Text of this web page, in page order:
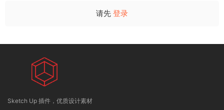
请先 登录
Sketch Up 插件，优质设计素材